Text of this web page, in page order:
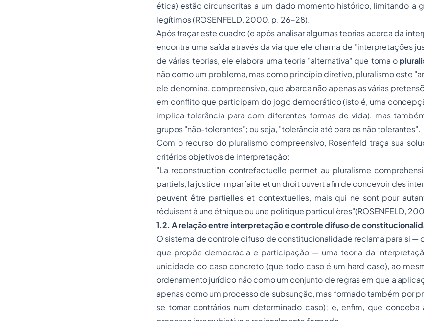
ética) estão circunscritas a um dado momento histórico, limitando a
legítimos (ROSENFELD, 2000, p. 26-28).
Após traçar este quadro (e após analisar algumas teorias acerca da
encontra uma saída através da via que ele chama de "interpretações
de várias teorias, ele elabora uma teoria "alternativa" que toma o
não como um problema, mas como princípio diretivo, pluralismo este
ele denomina, compreensivo, que abarca não apenas as várias
em conflito que participam do jogodemocrático (isto é, uma
implicatolerância para com diferentes formas de vida), mas
grupos "não-tolerantes"; ou seja, "tolerância até para os não tolerantes".
Com o recurso do pluralismo compreensivo, Rosenfeld traça sua
critérios objetivos de interpretação:
"La reconstruction contrefactuelle permet au pluralisme
partiels, la justice imparfaite et un droit ouvert afin de concevoir des
peuvent être partielles et contextuelles, mais qui ne sont pour
réduisent à une éthique ou une politique particulières"(ROSENFELD,
1.2. A relação entre interpretação e controle difuso de
O sistema de controle difuso de constitucionalidade reclama para si —
que propõe democracia e participação — uma teoria da
unicidade do caso concreto (que todo caso é um hard case), ao
ordenamento jurídico não como um conjunto de regras em que a
apenas como um processo de subsunção, mas formado também por
se tornar contrários num determinado caso); e, enfim, que